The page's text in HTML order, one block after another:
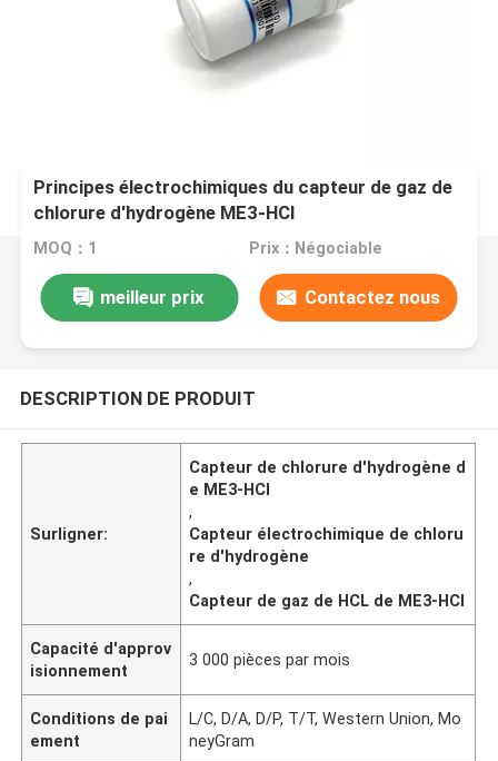
Principes électrochimiques du capteur de gaz de
chlorure d'hydrogène ME3-HCl
MOQ：1 Prix：Négociable
meilleur prix Contactez nous
DESCRIPTION DE PRODUIT
Surligner:
Capteur de chlorure d'hydrogène d
e ME3-HCl
,
Capteur électrochimique de chloru
re d'hydrogène
,
Capteur de gaz de HCL de ME3-HCl
Capacité d'approv
isionnement
3 000 pièces par mois
Conditions de pai
ement
L/C, D/A, D/P, T/T, Western Union, Mo
neyGram